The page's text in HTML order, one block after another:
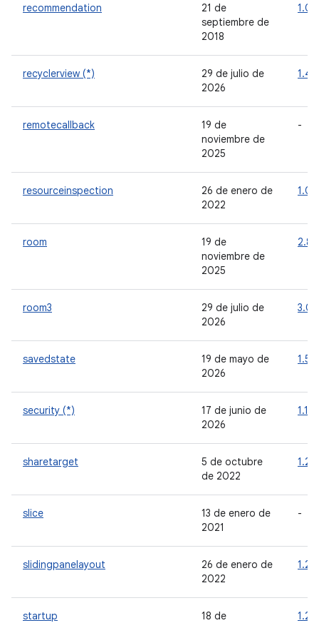
recommendation
21 de
septiembre de
2018
recyclerview (*)
29 de julio de
2026
remotecallback
19 de
noviembre de
2025
-
resourceinspection
26 de enero de
2022
1.0.1
room
19 de
noviembre de
2025
room3
29 de julio de
2026
3.0.1
savedstate
19 de mayo de
2026
security (*)
17 de junio de
2026
1.1.0
sharetarget
5 de octubre
de 2022
slice
13 de enero de
2021
-
slidingpanelayout
26 de enero de
2022
startup
18 de